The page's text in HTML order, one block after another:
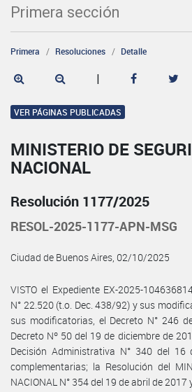
Primera sección
Primera Resoluciones Detalle
|
VER PÁGINAS PUBLICADAS
MINISTERIO DE
NACIONAL
Resolución 1177/2025
RESOL-2025-1177-APN-MSG
Ciudad de Buenos Aires, 02/10/2025
VISTO el Expediente EX-2025-
N° 22.520 (t.o. Dec. 438/92) y sus
sus modificatorias, el Decreto N° 246
Decreto Nº 50 del 19 de diciembre de
Decisión Administrativa N° 340 del
complementarias; la Resolución del
NACIONAL N° 354 del 19 de abril de